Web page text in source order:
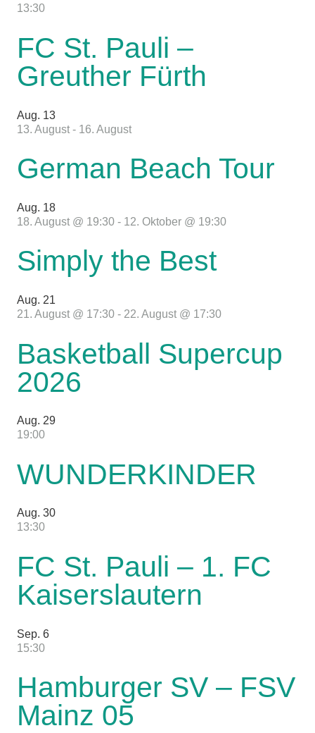
13:30
FC St. Pauli –
Greuther Fürth
Aug. 13
13. August - 16. August
German Beach Tour
Aug. 18
18. August @ 19:30 - 12. Oktober @ 19:30
Simply the Best
Aug. 21
21. August @ 17:30 - 22. August @ 17:30
Basketball Supercup
2026
Aug. 29
19:00
WUNDERKINDER
Aug. 30
13:30
FC St. Pauli – 1. FC
Kaiserslautern
Sep. 6
15:30
Hamburger SV – FSV
Mainz 05